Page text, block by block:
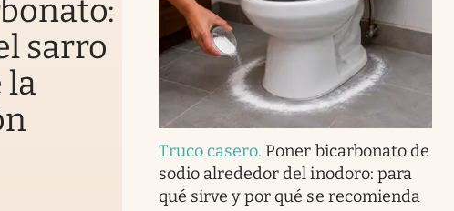
sarro
la
Truco casero. Poner bicarbonato de
sodio alrededor del inodoro: para
qué sirve y por qué se recomienda